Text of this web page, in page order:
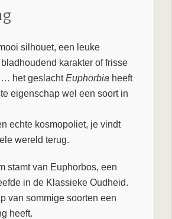
silhouet, een leuke
karakter of frisse
het geslachtEuphorbia heeft
eigenschap wel een soort in
echte kosmopoliet, je vindt
wereld terug.
stamt van Euphorbos, een
in de Klassieke Oudheid.
van sommige soorten een
heeft.